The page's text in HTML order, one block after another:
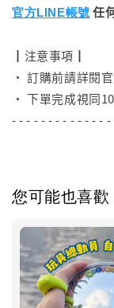
官方LINE帳號 任
┃注意事項┃
• 訂購前請詳閱
• 下單完成視同
- - - - - - - - - - - - -
您可能也喜歡